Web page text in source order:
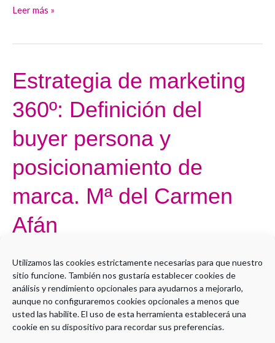
Utilizamos las cookies estrictamente necesarias para que nuestro
sitio funcione. También nos gustaría establecer cookies de
análisis y rendimiento opcionales para ayudarnos a mejorarlo,
aunque no configuraremos cookies opcionales a menos que
usted las habilite. El uso de esta herramienta establecerá una
cookie en su dispositivo para recordar sus preferencias.
Carrasco
Leer más »
Estrategia de marketing
360º: Definición del
buyer persona y
posicionamiento de
marca. Mª del Carmen
Afán
Open to access this content
Estrategia
de
marketing
Definición
buyer
persona
y
posicionamiento
Mª
del
Carmen
Afán
Leer más »